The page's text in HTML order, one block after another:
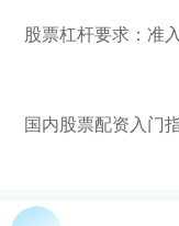
股票杠杆要求：准
国内股票配资入门